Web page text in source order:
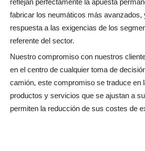
fabricar los neumáticos más avanzados,
respuesta a las exigencias de los
referente del sector.
Nuestro compromiso con nuestros
en el centro de cualquier toma de
camión, este compromiso se traduce en
productos y servicios que se ajustan a
permiten la reducción de sus costes de